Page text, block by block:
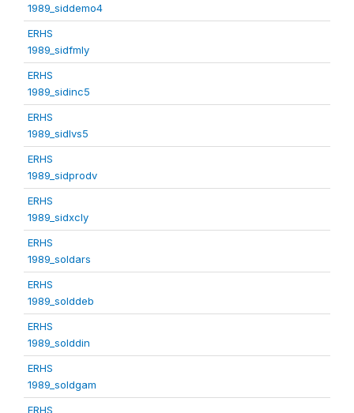
1989_siddemo4
ERHS
1989_sidfmly
ERHS
1989_sidinc5
ERHS
1989_sidlvs5
ERHS
1989_sidprodv
ERHS
1989_sidxcly
ERHS
1989_soldars
ERHS
1989_solddeb
ERHS
1989_solddin
ERHS
1989_soldgam
ERHS